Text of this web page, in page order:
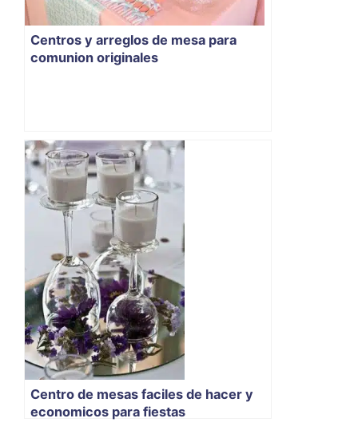
Centros y arreglos de mesa para
comunion originales
Centro de mesas faciles de hacer y
economicos para fiestas